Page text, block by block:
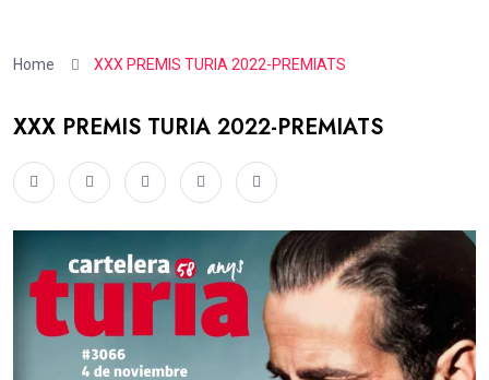
Home XXX PREMIS TURIA 2022-PREMIATS
XXX PREMIS TURIA 2022-PREMIATS